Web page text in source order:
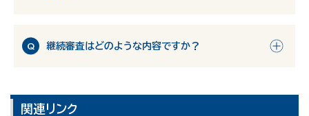
継続審査はどのような内容ですか？
関連リンク